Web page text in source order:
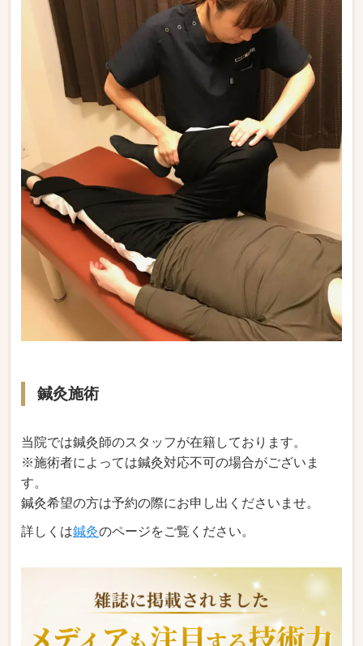
鍼灸施術
当院では鍼灸師のスタッフが在籍しております。
※施術者によっては鍼灸対応不可の場合がございま
す。
鍼灸希望の方は予約の際にお申し出くださいませ。
詳しくは鍼灸のページをご覧ください。